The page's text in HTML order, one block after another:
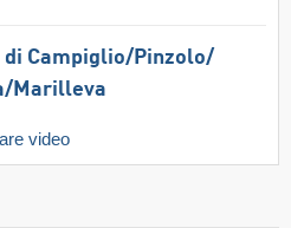
di Campiglio/​Pinzolo/​
​Marilleva
video